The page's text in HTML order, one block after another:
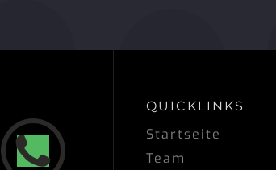
QUICKLINKS
Startseite
Team